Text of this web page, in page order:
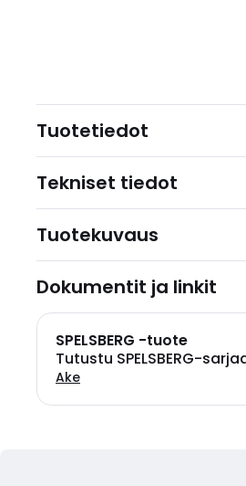
Tuotetiedot
Tekniset tiedot
Tuotekuvaus
Dokumentit ja linkit
SPELSBERG -tuote
Tutustu SPELSBERG-
Ake